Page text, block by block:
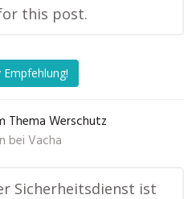
this post.
Empfehlung!
Thema Werschutz
bei Vacha
Sicherheitsdienst ist